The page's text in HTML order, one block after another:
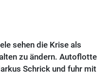
sehen die Krise als
zu ändern. Autoflotte
Schrick und fuhr mit